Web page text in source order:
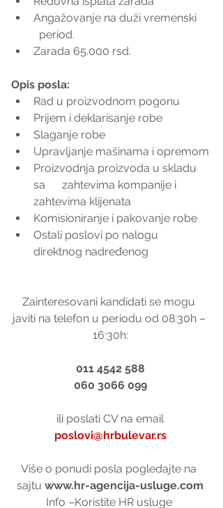
Angažovanje na duži vremenski
  period.
Zarada 65.000 rsd.
Opis posla:
Rad u proizvodnom pogonu
Prijem i deklarisanje robe
Slaganje robe
Upravljanje mašinama i opremom
Proizvodnja proizvoda u skladu
sa      zahtevima kompanije i
zahtevima klijenata
Komisioniranje i pakovanje robe
Ostali poslovi po nalogu
direktnog nadređenog
Zainteresovani kandidati se mogu
javiti na telefon u periodu od 08:30h –
16:30h:
011 4542 588
060 3066 099
ili poslati CV na email
poslovi@hrbulevar.rs
Više o ponudi posla pogledajte na
sajtu www.hr-agencija-usluge.com
Info –Koristite HR usluge